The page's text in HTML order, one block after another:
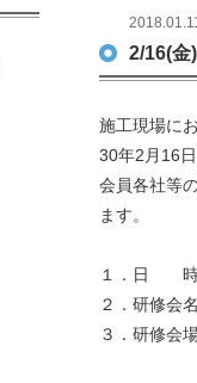
2/16(金
施工現場に
30年2月16
会員各社等
ます。
１．日 時
２．研修会
３．研修会
〒732-